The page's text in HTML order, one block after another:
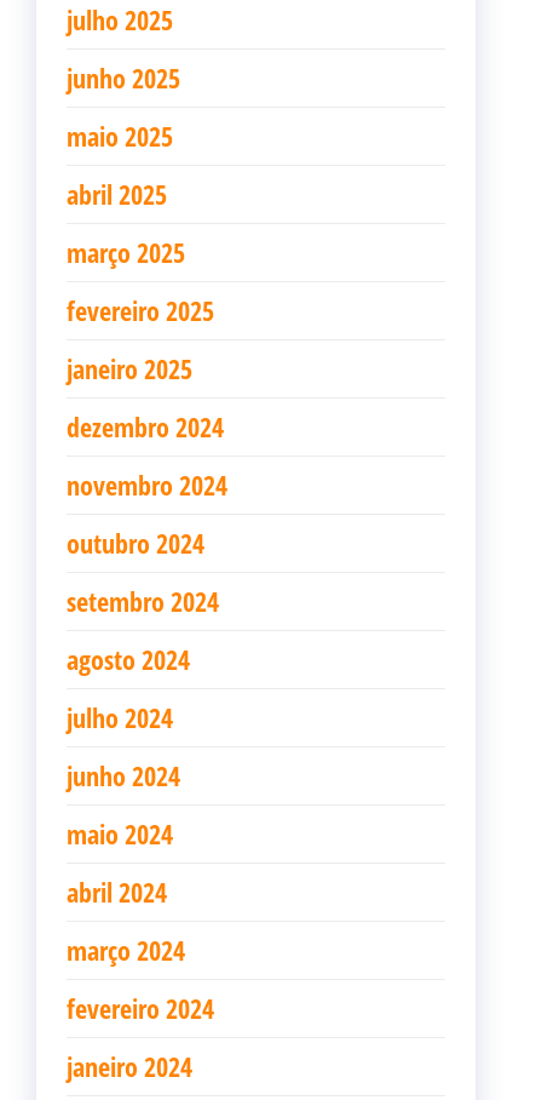
julho 2025
junho 2025
maio 2025
abril 2025
março 2025
fevereiro 2025
janeiro 2025
dezembro 2024
novembro 2024
outubro 2024
setembro 2024
agosto 2024
julho 2024
junho 2024
maio 2024
abril 2024
março 2024
fevereiro 2024
janeiro 2024